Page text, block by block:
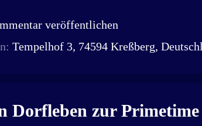
entschieden, mein Leben
zu machen“, betont Simon
jugendlicher Idealismus,
Schloss Tempelhof gezeigt
Eine Reise, die zugleich
veröffentlichen
Tempelhof 3, 74594 Kreßberg,
Dorfleben zur